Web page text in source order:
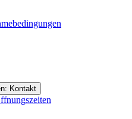
Kontakt